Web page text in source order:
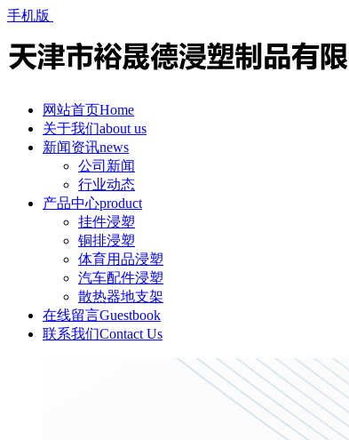
手机版
网站首页Home
关于我们about us
新闻资讯news
公司新闻
行业动态
产品中心product
挂件浸塑
铜排浸塑
体育用品浸塑
汽车配件浸塑
散热器地支架
在线留言Guestbook
联系我们Contact Us